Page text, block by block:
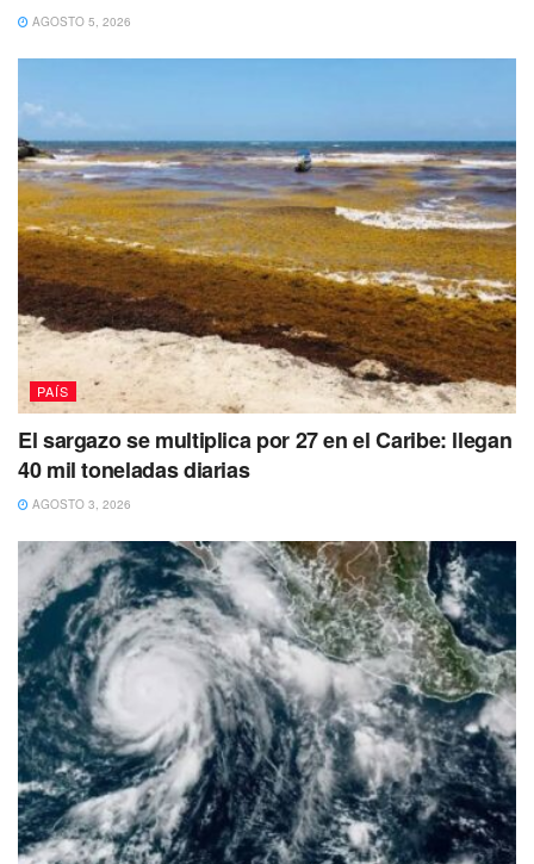
AGOSTO 5, 2026
PAÍS
El sargazo se multiplica por 27 en el Caribe: llegan
40 mil toneladas diarias
AGOSTO 3, 2026